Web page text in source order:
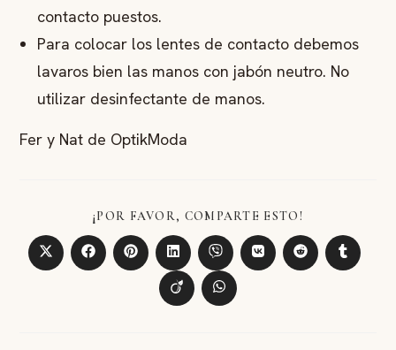
contacto puestos.
Para colocar los lentes de contacto debemos
lavaros bien las manos con jabón neutro. No
utilizar desinfectante de manos.
Fer y Nat de OptikModa
¡POR FAVOR, COMPARTE ESTO!